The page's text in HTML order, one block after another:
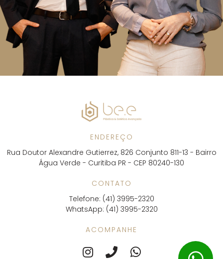
ENDEREÇO
Rua Doutor Alexandre Gutierrez, 826 Conjunto 811-13 - Bairro
Água Verde - Curitiba PR - CEP 80240-130
CONTATO
Telefone: (41) 3995-2320
WhatsApp: (41) 3995-2320
ACOMPANHE